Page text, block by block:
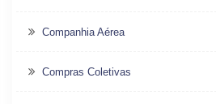
Companhia Aérea
Compras Coletivas